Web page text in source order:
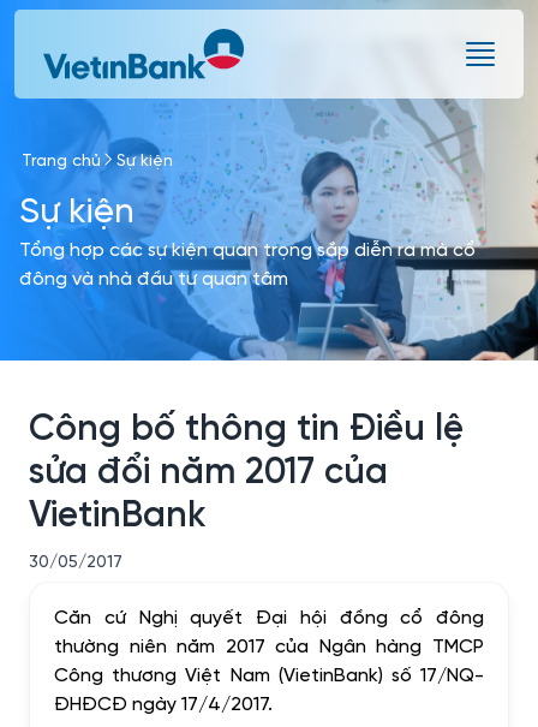
Skip to Main Content
Trang chủ Sự kiện
Sự kiện
Tổng hợp các sự kiện quan trọng sắp diễn ra mà cổ
đông và nhà đầu tư quan tâm
Công bố thông tin Điều lệ
sửa đổi năm 2017 của
VietinBank
30/05/2017
Căn cứ Nghị quyết Đại hội đồng cổ đông
thường niên năm 2017 của Ngân hàng TMCP
Công thương Việt Nam (VietinBank) số 17/NQ-
ĐHĐCĐ ngày 17/4/2017.